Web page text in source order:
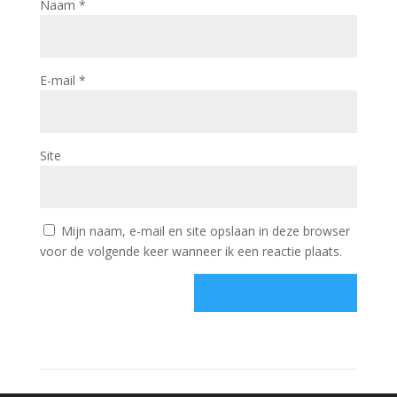
Naam *
E-mail *
Site
Mijn naam, e-mail en site opslaan in deze browser
voor de volgende keer wanneer ik een reactie plaats.